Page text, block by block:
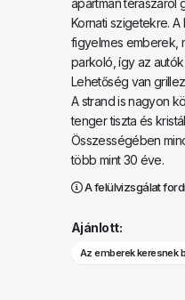
apartman teraszáról
Kornati szigetekre.
figyelmes emberek,
parkoló, így az
Lehetőség van
A strand is nagyon
tenger tiszta és
Összességében
több mint 30 éve.
A felülvizsgálat
Ajánlott:
Az emberek keresnek